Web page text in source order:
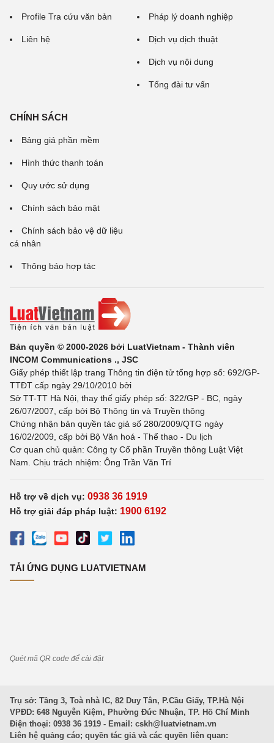
Profile Tra cứu văn bản
Liên hệ
Pháp lý doanh nghiệp
Dịch vụ dịch thuật
Dịch vụ nội dung
Tổng đài tư vấn
CHÍNH SÁCH
Bảng giá phần mềm
Hình thức thanh toán
Quy ước sử dụng
Chính sách bảo mật
Chính sách bảo vệ dữ liệu
cá nhân
Thông báo hợp tác
Bản quyền © 2000-2026 bởi LuatVietnam - Thành viên
INCOM Communications ., JSC
Giấy phép thiết lập trang Thông tin điện tử tổng hợp số: 692/GP-
TTĐT cấp ngày 29/10/2010 bởi
Sở TT-TT Hà Nội, thay thế giấy phép số: 322/GP - BC, ngày
26/07/2007, cấp bởi Bộ Thông tin và Truyền thông
Chứng nhận bản quyền tác giả số 280/2009/QTG ngày
16/02/2009, cấp bởi Bộ Văn hoá - Thể thao - Du lịch
Cơ quan chủ quản: Công ty Cổ phần Truyền thông Luật Việt
Nam. Chịu trách nhiệm: Ông Trần Văn Trí
Hỗ trợ về dịch vụ: 0938 36 1919
Hỗ trợ giải đáp pháp luật: 1900 6192
TẢI ỨNG DỤNG LUATVIETNAM
Quét mã QR code để cài đặt
Trụ sở: Tầng 3, Toà nhà IC, 82 Duy Tân, P.Cầu Giấy, TP.Hà Nội
VPĐD: 648 Nguyễn Kiệm, Phường Đức Nhuận, TP. Hồ Chí Minh
Điện thoại: 0938 36 1919 - Email: cskh@luatvietnam.vn
Liên hệ quảng cáo; quyền tác giả và các quyền liên quan: